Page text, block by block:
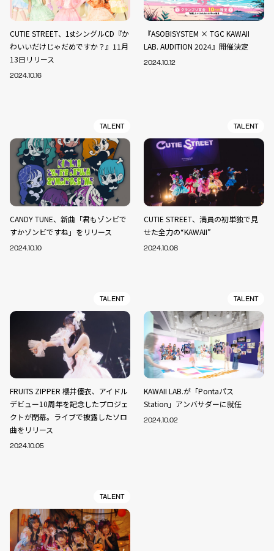
CUTIE STREET、1stシングルCD『か
わいいだけじゃだめですか？』11月
13日リリース
2024.10.16
『ASOBISYSTEM × TGC KAWAII
LAB. AUDITION 2024』開催決定
2024.10.12
TALENT
CANDY TUNE、新曲「君もゾンビで
すかゾンビですね」をリリース
2024.10.10
TALENT
CUTIE STREET、満員の初単独で見
せた全力の“KAWAII”
2024.10.08
TALENT
FRUITS ZIPPER 櫻井優衣、アイドル
デビュー10周年を記念したプロジェ
クトが閉幕。ライブで披露したソロ
曲をリリース
2024.10.05
TALENT
KAWAII LAB.が「Pontaパス
Station」アンバサダーに就任
2024.10.02
TALENT